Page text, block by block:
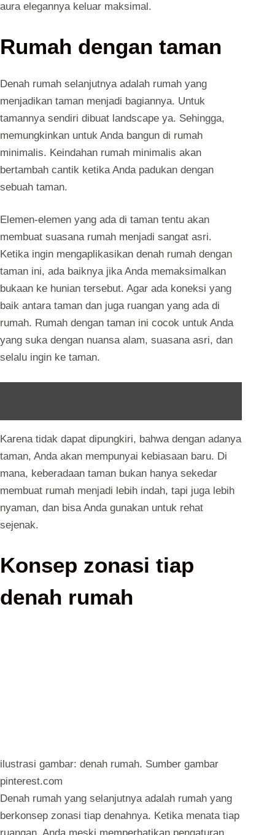
aura elegannya keluar maksimal.
Rumah dengan taman
Denah rumah selanjutnya adalah rumah yang
menjadikan taman menjadi bagiannya. Untuk
tamannya sendiri dibuat landscape ya. Sehingga,
memungkinkan untuk Anda bangun di rumah
minimalis. Keindahan rumah minimalis akan
bertambah cantik ketika Anda padukan dengan
sebuah taman.
Elemen-elemen yang ada di taman tentu akan
membuat suasana rumah menjadi sangat asri.
Ketika ingin mengaplikasikan denah rumah dengan
taman ini, ada baiknya jika Anda memaksimalkan
bukaan ke hunian tersebut. Agar ada koneksi yang
baik antara taman dan juga ruangan yang ada di
rumah. Rumah dengan taman ini cocok untuk Anda
yang suka dengan nuansa alam, suasana asri, dan
selalu ingin ke taman.
Karena tidak dapat dipungkiri, bahwa dengan adanya
taman, Anda akan mempunyai kebiasaan baru. Di
mana, keberadaan taman bukan hanya sekedar
membuat rumah menjadi lebih indah, tapi juga lebih
nyaman, dan bisa Anda gunakan untuk rehat
sejenak.
Konsep zonasi tiap
denah rumah
ilustrasi gambar: denah rumah. Sumber gambar
pinterest.com
Denah rumah yang selanjutnya adalah rumah yang
berkonsep zonasi tiap denahnya. Ketika menata tiap